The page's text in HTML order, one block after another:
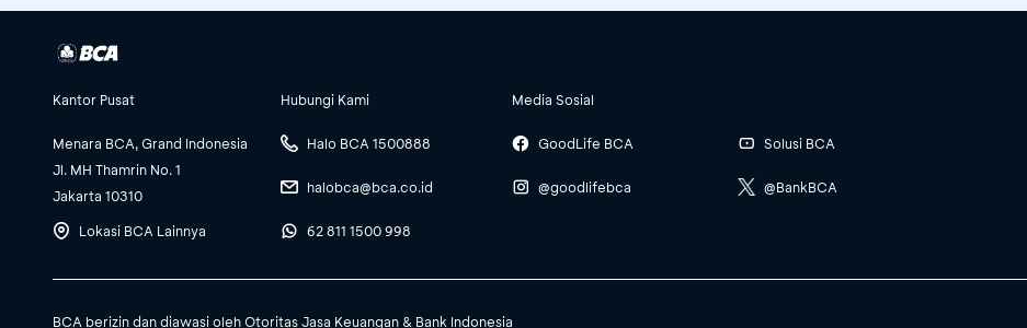
Kantor Pusat
Menara BCA, Grand Indonesia
Jl. MH Thamrin No. 1
Jakarta 10310
Lokasi BCA Lainnya
Hubungi Kami
Halo BCA 1500888
halobca@bca.co.id
62 811 1500 998
Media Sosial
GoodLife BCA
@goodlifebca
Solusi BCA
@BankBCA
BCA berizin dan diawasi oleh Otoritas Jasa Keuangan & Bank Indonesia